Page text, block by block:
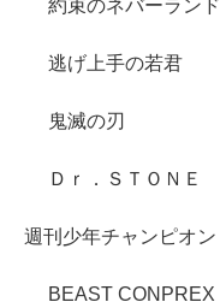
約束のネバーランド
逃げ上手の若君
鬼滅の刃
Ｄｒ．ＳＴＯＮＥ
週刊少年チャンピオン
BEAST CONPREX